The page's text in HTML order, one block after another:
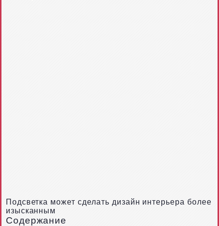
Подсветка может сделать дизайн интерьера более
изысканным
Содержание